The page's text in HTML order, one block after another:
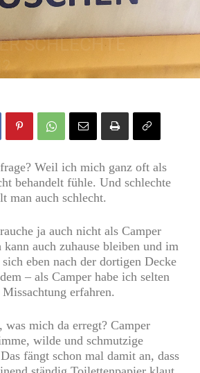
SCHLECHTE
Weil ich mich ganz oft als
behandelt fühle. Und schlechte
man auch schlecht.
ja auch nicht als Camper
auch zuhause bleiben und im
eben nach der dortigen Decke
– als Camper habe ich selten
erfahren.
was mich da erregt? Camper
wilde und schmutzige
fängt schon mal damit an, dass